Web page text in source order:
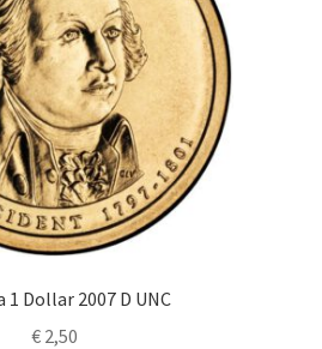
1 Dollar 2007 D UNC
€2,50